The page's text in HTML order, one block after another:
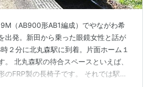
（AB900形AB1編成）でやながわ希
出発。新田から乗った眼鏡女性と話が
２分に北丸森駅に到着。片面ホーム１
。 北丸森駅の待合スペースといえば、
のFRP製の長椅子です。 それでは駅舎